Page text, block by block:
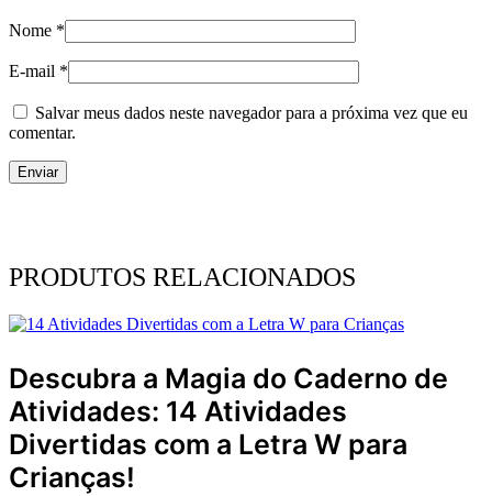
Nome *
E-mail *
Salvar meus dados neste navegador para a próxima vez que eu
comentar.
PRODUTOS RELACIONADOS
Descubra a Magia do Caderno de
Atividades: 14 Atividades
Divertidas com a Letra W para
Crianças!